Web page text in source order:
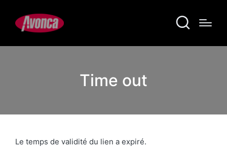
Time out
Le temps de validité du lien a expiré.